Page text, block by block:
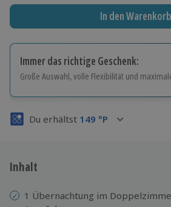
In den Warenkorb
Immer das richtige Geschenk:
Große Auswahl, volle Flexibilität und
Volle Flexibilität
3 Jahre gültig & verlängerbar.
Du erhältst 149 °P
Inhalt
1 Übernachtung im